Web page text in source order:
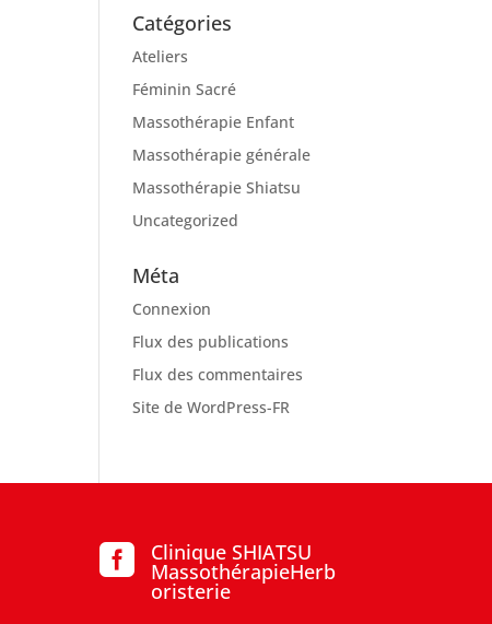
Catégories
Ateliers
Féminin Sacré
Massothérapie Enfant
Massothérapie générale
Massothérapie Shiatsu
Uncategorized
Méta
Connexion
Flux des publications
Flux des commentaires
Site de WordPress-FR
 Clinique SHIATSU
MassothérapieHerb
oristerie